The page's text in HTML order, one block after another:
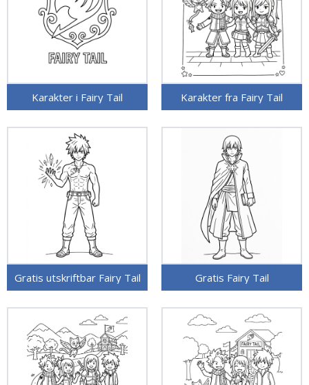
Karakter i Fairy Tail Karakter fra Fairy Tail
Gratis utskriftbar Fairy Tail Gratis Fairy Tail